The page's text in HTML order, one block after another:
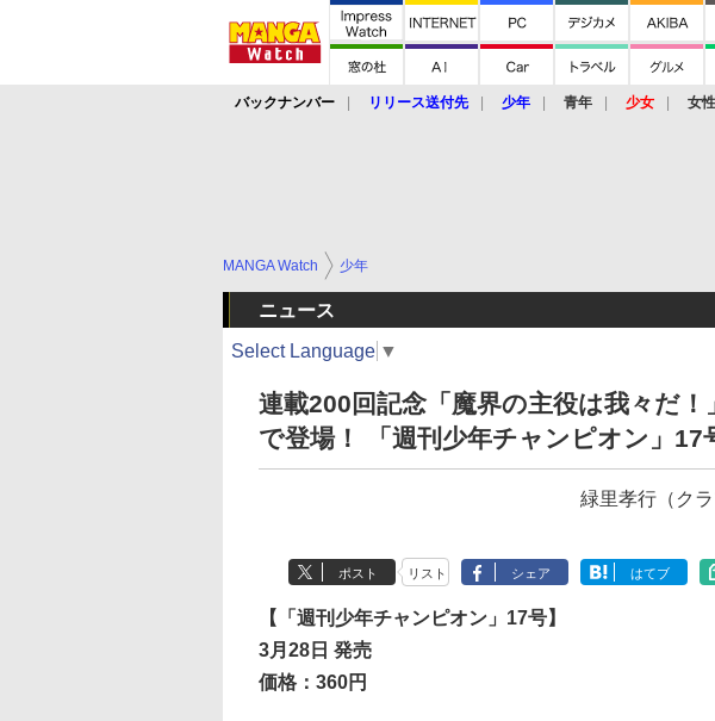
バックナンバー リリース送付先 少年 青年 少女 女性
MANGA Watch 少年
ニュース
Select Language ▼
連載200回記念「魔界の主役は我々だ
で登場！ 「週刊少年チャンピオン」17
緑里孝行（クラ
ポスト リスト シェア はてブ
【「週刊少年チャンピオン」17号】
3月28日 発売
価格：360円